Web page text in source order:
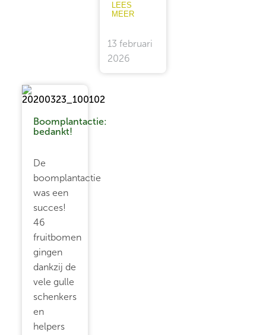
LEES
MEER
13 februari
2026
Boomplantactie:
bedankt!
De
boomplantactie
was een
succes!
46
fruitbomen
gingen
dankzij de
vele gulle
schenkers
en
helpers